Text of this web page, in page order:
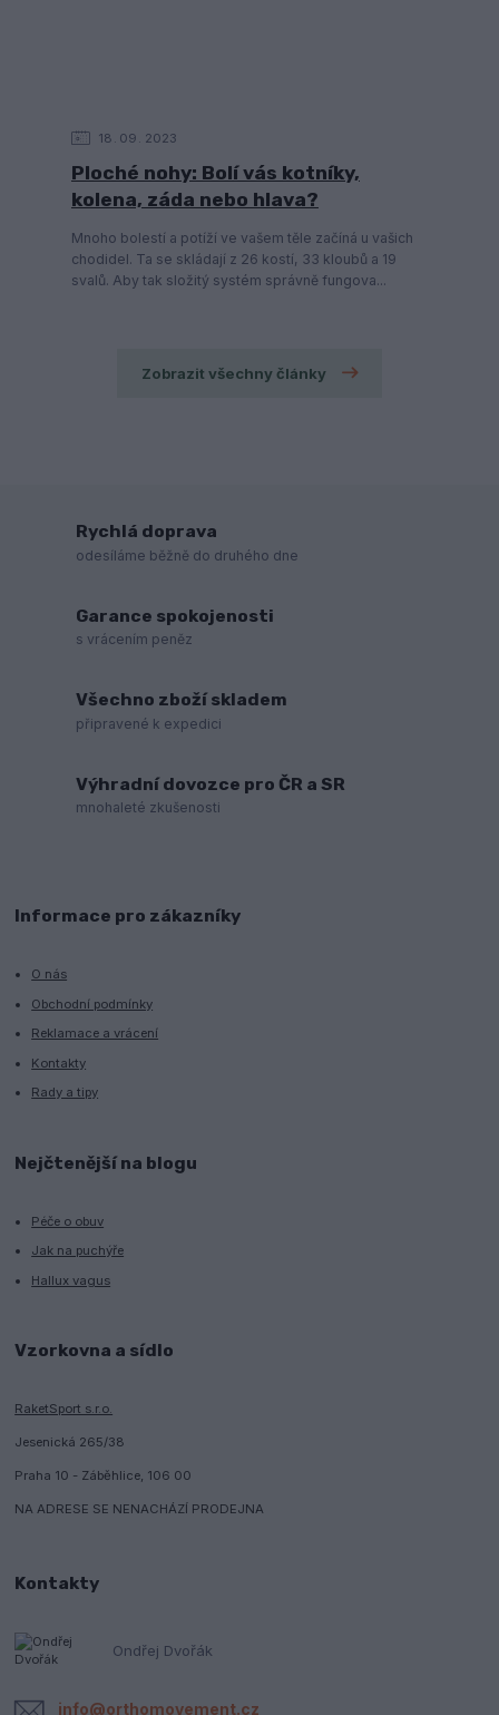
18 09 2023
Ploché nohy: Bolí vás kotníky,
kolena, záda nebo hlava?
Mnoho bolestí a potíží ve vašem těle začíná u vašich
chodidel. Ta se skládají z 26 kostí, 33 kloubů a 19
svalů. Aby tak složitý systém správně fungova...
Zobrazit všechny články
Rychlá doprava
odesíláme běžně do druhého dne
Garance spokojenosti
s vrácením peněz
Všechno zboží skladem
připravené k expedici
Výhradní dovozce pro ČR a SR
mnohaleté zkušenosti
Informace pro zákazníky
O nás
Obchodní podmínky
Reklamace a vrácení
Kontakty
Rady a tipy
Nejčtenější na blogu
Péče o obuv
Jak na puchýře
Hallux vagus
Vzorkovna a sídlo
RaketSport s.r.o.
Jesenická 265/38
Praha 10 - Záběhlice, 106 00
NA ADRESE SE NENACHÁZÍ PRODEJNA
Kontakty
Ondřej Dvořák
info@orthomovement.cz